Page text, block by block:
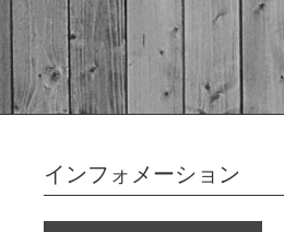
インフォメーション